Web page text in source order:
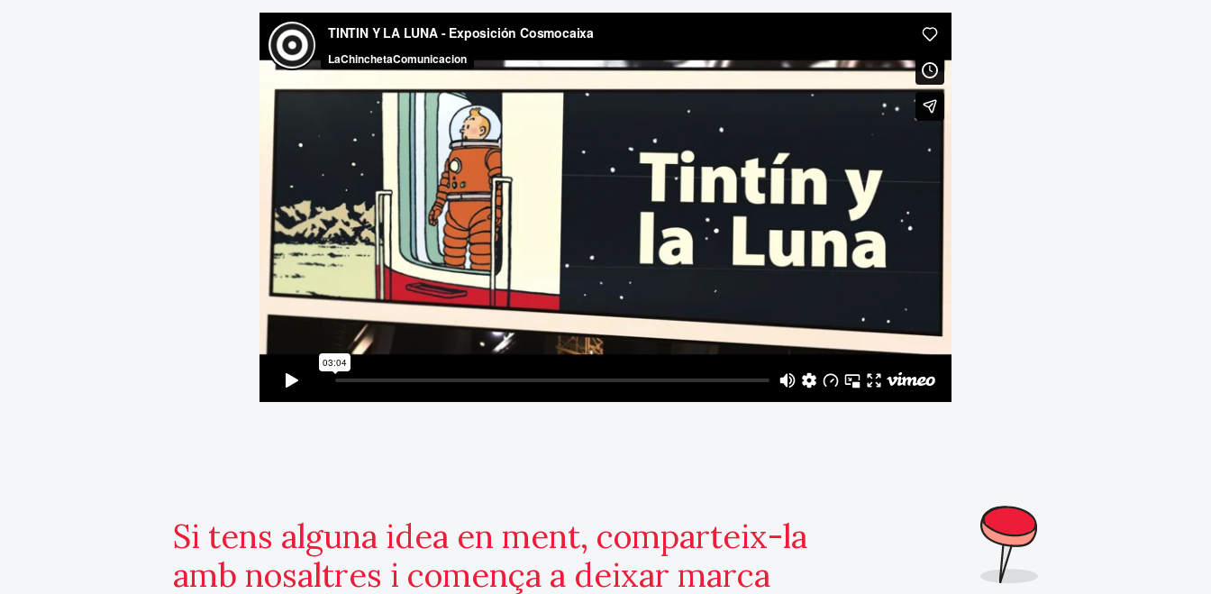
Si tens alguna idea en ment, comparteix-la
amb nosaltres i comença a deixar marca